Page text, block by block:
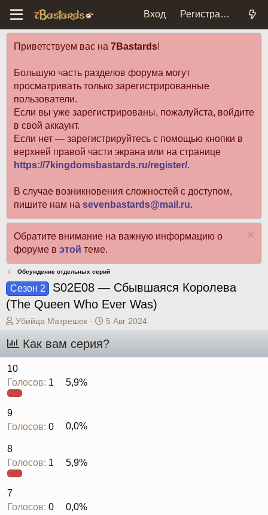
Вход Регистрация
Приветствуем вас на 7Bastards!
Большую часть разделов форума могут
просматривать только зарегистрированные
пользователи.
Если вы уже зарегистрированы, пожалуйста, войдите
в свой аккаунт.
Если нет — зарегистрируйтесь с помощью кнопки в
верхней правой части экрана или на странице
https://7kingdomsbastards.ru/register/.
В случае возникновения сложностей с доступом,
пишите нам на sevenbastards@mail.ru.
Обратите внимание на важную информацию о
форуме в этой теме.
Обсуждение отдельных серий
Сезон 2
S02E08 — Сбывшаяся Королева
(The Queen Who Ever Was)
А
р
е
м
Убийца Матрешек
Д
т
5 Авг 2024
Как вам серия?
10
Голосов: 1 5,9%
9
Голосов: 0 0,0%
8
Голосов: 1 5,9%
7
Голосов: 0 0,0%